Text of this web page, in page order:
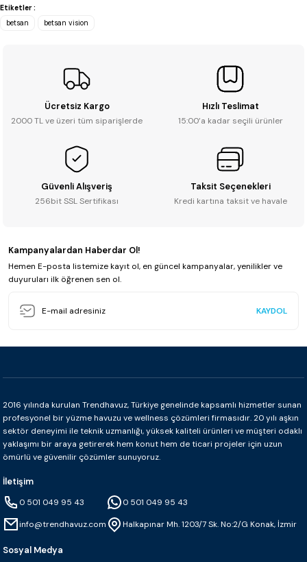
Betsan Vision Floral Green Doğal Porselen Karo (1 m² - 33x66.5 cm)
Betsan
0.0 - 0 Yorum
₺ 3.426
Betsan
Betsan Vision Floral Green İç Bükey (4x33 cm)
0.0 - 0 Yorum
Etiketler :
betsan
betsan vision
Ücretsiz Kargo
2000 TL ve üzeri tüm siparişlerde
Hızlı Teslimat
15:00’a kadar seçili ürünler
Güvenli Alışveriş
256bit SSL Sertifikası
Taksit Seçenekleri
Kredi kartına taksit ve havale
Kampanyalardan Haberdar Ol!
Hemen E-posta listemize kayıt ol, en güncel kampanyalar, yenilikler ve
duyuruları ilk öğrenen sen ol.
KAYDOL
2016 yılında kurulan Trendhavuz, Türkiye genelinde kapsamlı hizmetler sunan
profesyonel bir yüzme havuzu ve wellness çözümleri firmasıdır. 20 yılı aşkın
sektör deneyimi ile teknik uzmanlığı, yüksek kaliteli ürünleri ve müşteri odaklı
yaklaşımı bir araya getirerek hem konut hem de ticari projeler için uzun
ömürlü ve güvenilir çözümler sunuyoruz.
İletişim
0 501 049 95 43
info@trendhavuz.com
0 501 049 95 43
Halkapınar Mh. 1203/7 Sk. No:2/G Konak, İzmir
Sosyal Medya